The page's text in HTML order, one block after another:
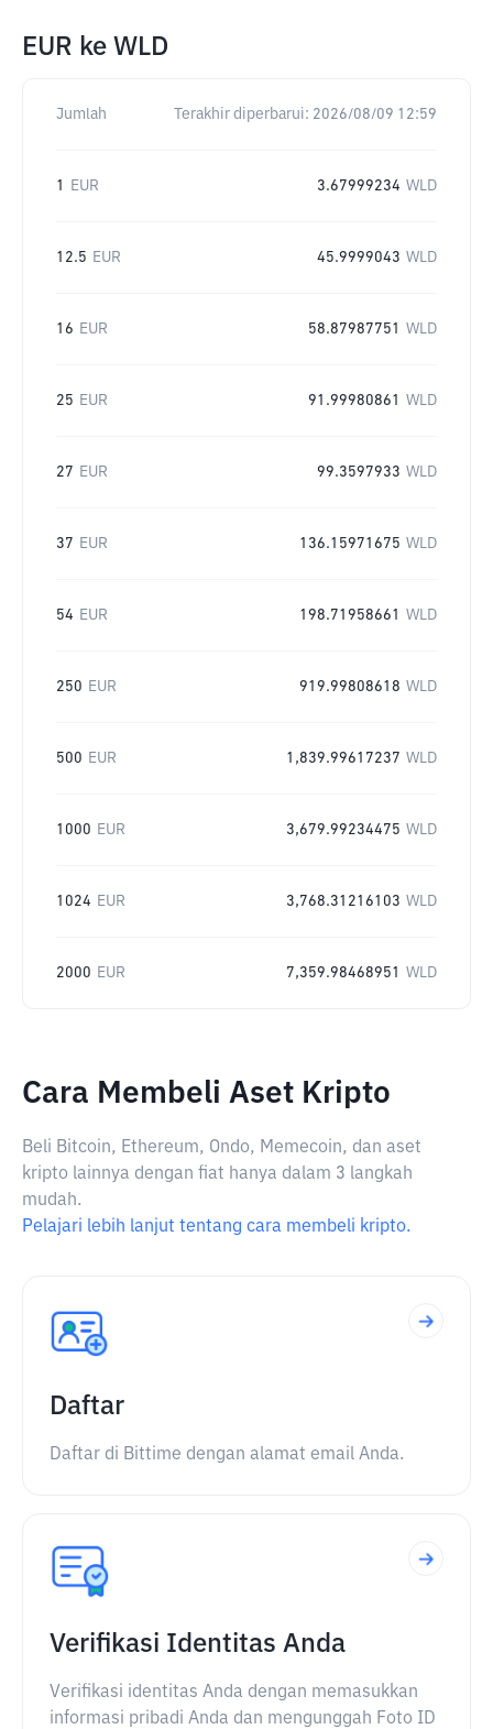
EUR ke WLD
Jumlah Terakhir diperbarui: 2026/08/09 12:59
1 EUR 3.67999234 WLD
12.5 EUR 45.9999043 WLD
16 EUR 58.87987751 WLD
25 EUR 91.99980861 WLD
27 EUR 99.3597933 WLD
37 EUR 136.15971675 WLD
54 EUR 198.71958661 WLD
250 EUR 919.99808618 WLD
500 EUR 1,839.99617237 WLD
1000 EUR 3,679.99234475 WLD
1024 EUR 3,768.31216103 WLD
2000 EUR 7,359.98468951 WLD
Cara Membeli Aset Kripto
Beli Bitcoin, Ethereum, Ondo, Memecoin, dan aset
kripto lainnya dengan fiat hanya dalam 3 langkah
mudah.
Pelajari lebih lanjut tentang cara membeli kripto.
Daftar
Daftar di Bittime dengan alamat email Anda.
Verifikasi Identitas Anda
Verifikasi identitas Anda dengan memasukkan
informasi pribadi Anda dan mengunggah Foto ID